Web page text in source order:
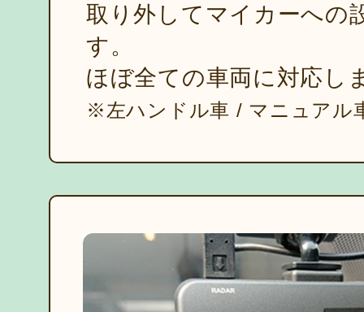
取り外してマイカーへの
す。
ほぼ全ての車両に対応し
※左ハンドル車 / マニュアル